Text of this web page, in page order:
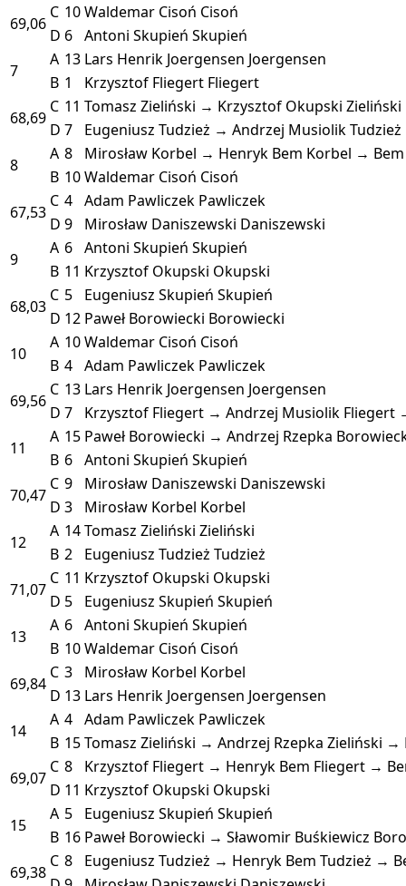
69,06
C 10Waldemar Cisoń Cisoń
D 6 Antoni Skupień Skupień
7
A 13 Lars Henrik Joergensen Joergensen
B 1 Krzysztof Fliegert Fliegert
68,69
C 11 Tomasz Zieliński → Krzysztof Okupski
D 7 Eugeniusz Tudzież → Andrzej Musiolik
8
A 8 Mirosław Korbel → Henryk Bem Korbel → Bem
B 10Waldemar Cisoń Cisoń
67,53
C 4 Adam Pawliczek Pawliczek
D 9 Mirosław Daniszewski Daniszewski
9
A 6 Antoni Skupień Skupień
B 11 Krzysztof Okupski Okupski
68,03
C 5 Eugeniusz Skupień Skupień
D 12 Paweł Borowiecki Borowiecki
10
A 10Waldemar Cisoń Cisoń
B 4 Adam Pawliczek Pawliczek
69,56
C 13 Lars Henrik Joergensen Joergensen
D 7 Krzysztof Fliegert → Andrzej Musiolik Fliegert
11
A 15 Paweł Borowiecki → Andrzej Rzepka
B 6 Antoni Skupień Skupień
70,47
C 9 Mirosław Daniszewski Daniszewski
D 3 Mirosław Korbel Korbel
12
A 14Tomasz Zieliński Zieliński
B 2 Eugeniusz Tudzież Tudzież
71,07
C 11 Krzysztof Okupski Okupski
D 5 Eugeniusz Skupień Skupień
13
A 6 Antoni Skupień Skupień
B 10Waldemar Cisoń Cisoń
69,84
C 3 Mirosław Korbel Korbel
D 13 Lars Henrik Joergensen Joergensen
14
A 4 Adam Pawliczek Pawliczek
B 15Tomasz Zieliński → Andrzej Rzepka Zieliński →
69,07
C 8 Krzysztof Fliegert → Henryk Bem Fliegert →
D 11 Krzysztof Okupski Okupski
15
A 5 Eugeniusz Skupień Skupień
B 16 Paweł Borowiecki → Sławomir Buśkiewicz
69,38
C 8 Eugeniusz Tudzież → Henryk Bem Tudzież →